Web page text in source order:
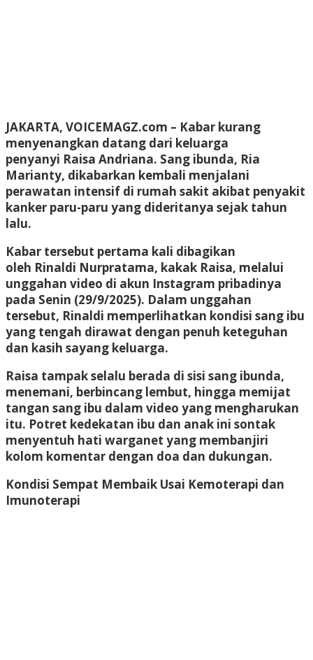
JAKARTA, VOICEMAGZ.com – Kabar kurang
menyenangkan datang dari keluarga
penyanyi Raisa Andriana. Sang ibunda, Ria
Marianty, dikabarkan kembali menjalani
perawatan intensif di rumah sakit akibat penyakit
kanker paru-paru yang dideritanya sejak tahun
lalu.
Kabar tersebut pertama kali dibagikan
oleh Rinaldi Nurpratama, kakak Raisa, melalui
unggahan video di akun Instagram pribadinya
pada Senin (29/9/2025). Dalam unggahan
tersebut, Rinaldi memperlihatkan kondisi sang ibu
yang tengah dirawat dengan penuh keteguhan
dan kasih sayang keluarga.
Raisa tampak selalu berada di sisi sang ibunda,
menemani, berbincang lembut, hingga memijat
tangan sang ibu dalam video yang mengharukan
itu. Potret kedekatan ibu dan anak ini sontak
menyentuh hati warganet yang membanjiri
kolom komentar dengan doa dan dukungan.
Kondisi Sempat Membaik Usai Kemoterapi dan
Imunoterapi